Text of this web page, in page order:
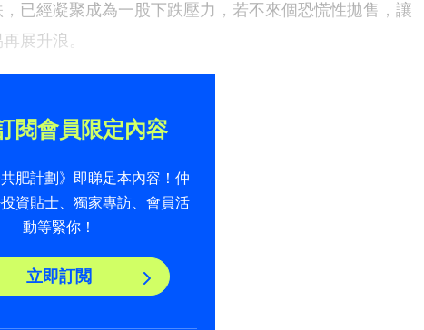
已經凝聚成為一股下跌壓力，若不來個恐慌性拋售，讓
展升浪。
閱會員限定內容
肥計劃》即睇足本內容！仲
資貼士、獨家專訪、會員活
動等緊你！
立即訂閲